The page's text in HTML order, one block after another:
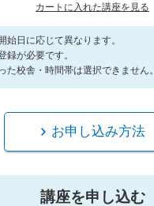
カートに入れた講座を見る
始日に応じて異なります。
録が必要です。
た校舎・時間帯は選択できません。
お申し込み方法
講座を申し込む